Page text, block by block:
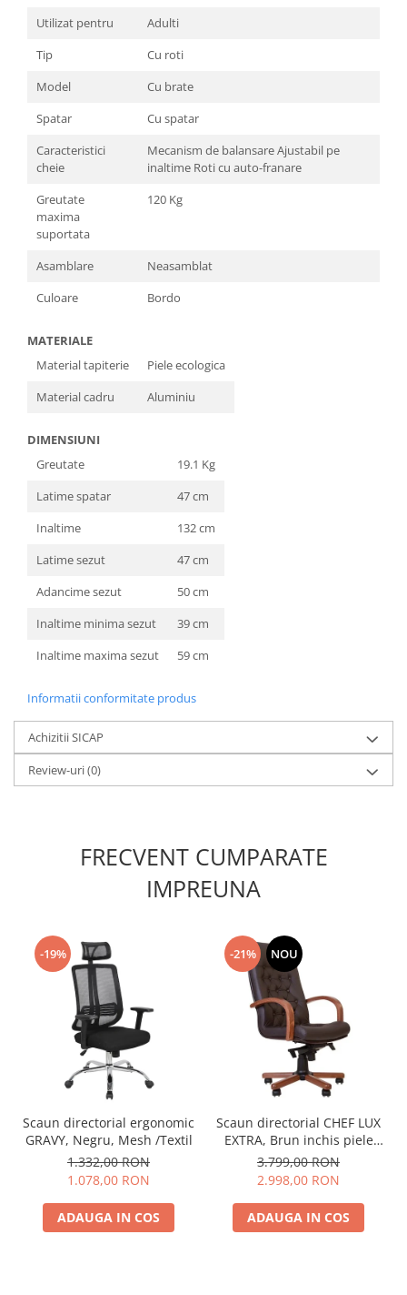
Utilizat pentru
Adulti
Tip
Cu roti
Model
Cu brate
Spatar
Cu spatar
Caracteristici
cheie
Mecanism de balansare Ajustabil pe
inaltime Roti cu auto-franare
Greutate
maxima
suportata
120 Kg
Asamblare
Neasamblat
Culoare
Bordo
MATERIALE
Material tapiterie
Piele ecologica
Material cadru
Aluminiu
DIMENSIUNI
Greutate
19.1 Kg
Latime spatar
47 cm
Inaltime
132 cm
Latime sezut
47 cm
Adancime sezut
50 cm
Inaltime minima sezut
39 cm
Inaltime maxima sezut
59 cm
Informatii conformitate produs
Achizitii SICAP
Review-uri(0)
FRECVENT CUMPARATE
IMPREUNA
-19%
Scaun directorial ergonomic
GRAVY, Negru, Mesh /Textil
1.332,00 RON
1.078,00 RON
ADAUGA IN COS
-21% NOU
Scaun directorial CHEF LUX
EXTRA, Brun inchis piele
naturala
3.799,00 RON
2.998,00 RON
ADAUGA IN COS